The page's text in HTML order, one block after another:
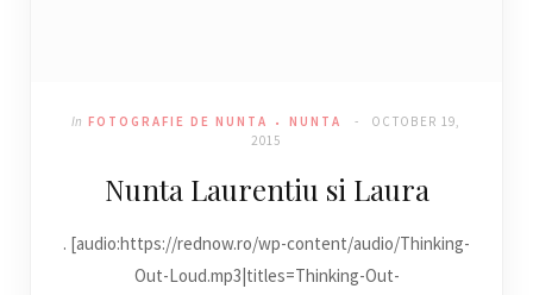
In FOTOGRAFIE DE NUNTA NUNTA
OCTOBER 19,
2015
Nunta Laurentiu si Laura
. [audio:https://rednow.ro/wp-content/audio/Thinking-
Out-Loud.mp3|titles=Thinking-Out-